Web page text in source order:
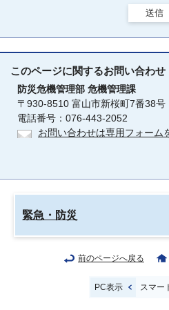
送信
このページに関するお問い合わせ
防災危機管理部 危機管理課
〒930-8510 富山市新桜町7番38号
電話番号：076-443-2052
お問い合わせは専用フォーム
緊急・防災
前のページへ戻る
PC表示 スマー